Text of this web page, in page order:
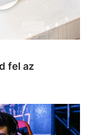
fel az